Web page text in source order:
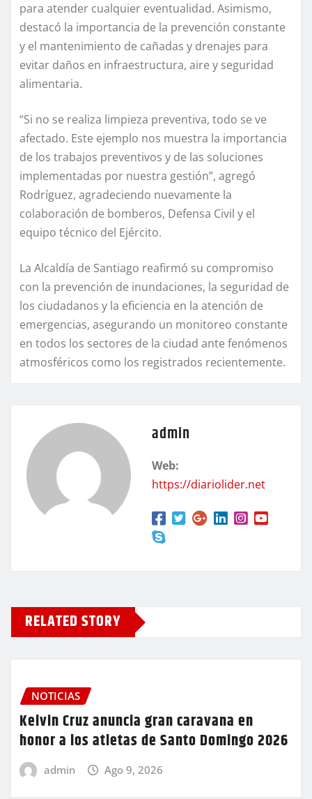
para atender cualquier eventualidad. Asimismo,
destacó la importancia de la prevención constante
y el mantenimiento de cañadas y drenajes para
evitar daños en infraestructura, aire y seguridad
alimentaria.
“Si no se realiza limpieza preventiva, todo se ve
afectado. Este ejemplo nos muestra la importancia
de los trabajos preventivos y de las soluciones
implementadas por nuestra gestión”, agregó
Rodríguez, agradeciendo nuevamente la
colaboración de bomberos, Defensa Civil y el
equipo técnico del Ejército.
La Alcaldía de Santiago reafirmó su compromiso
con la prevención de inundaciones, la seguridad de
los ciudadanos y la eficiencia en la atención de
emergencias, asegurando un monitoreo constante
en todos los sectores de la ciudad ante fenómenos
atmosféricos como los registrados recientemente.
admin
Web:
https://diariolider.net
RELATED STORY
NOTICIAS
Kelvin Cruz anuncia gran caravana en
honor a los atletas de Santo Domingo 2026
admin Ago 9, 2026